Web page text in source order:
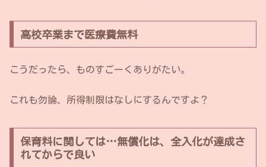
高校卒業まで医療費無料
こうだったら、ものすごーくありがたい。
これも勿論、所得制限はなしにするんですよ？
保育料に関しては…無償化は、全入化が達成さ
れてからで良い